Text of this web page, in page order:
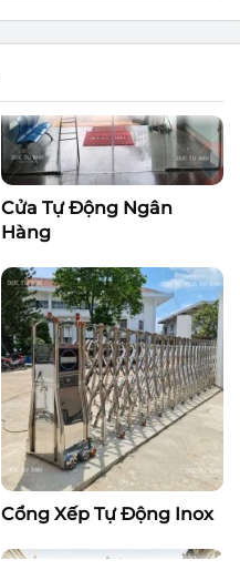
Cửa Tự Động Ngân
Hàng
Cổng Xếp Tự Động Inox